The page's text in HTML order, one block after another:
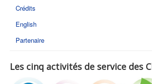
Crédits
English
Partenaire
Les cinq activités de service des